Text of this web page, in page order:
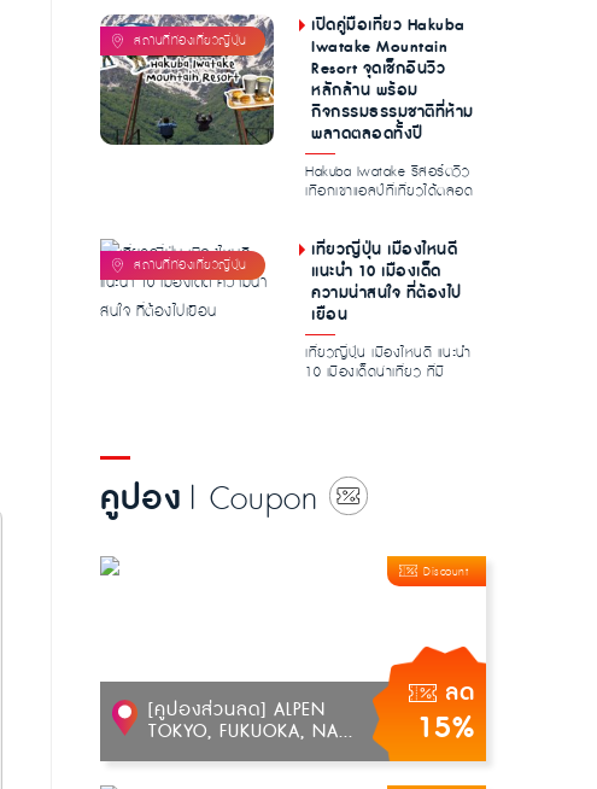
เปิดคู่มือเที่ยว Hakuba
Iwatake Mountain
Resort จุดเช็กอินวิว
หลักล้าน พร้อม
กิจกรรมธรรมชาติที่ห้าม
พลาดตลอดทั้งปี
Hakuba Iwatake รีสอร์ตวิว
เทือกเขาแอลป์ที่เที่ยวได้ตลอด
เที่ยวญี่ปุ่น เมืองไหนดี
แนะนำ 10 เมืองเด็ด
ความน่าสนใจ ที่ต้องไป
เยือน
เที่ยวญี่ปุ่น เมืองไหนดี แนะนำ
10 เมืองเด็ดน่าเที่ยว ที่มี
คูปอง | Coupon
ลด
15%
Discount
[คูปองส่วนลด] ALPEN
TOKYO, FUKUOKA, NA...